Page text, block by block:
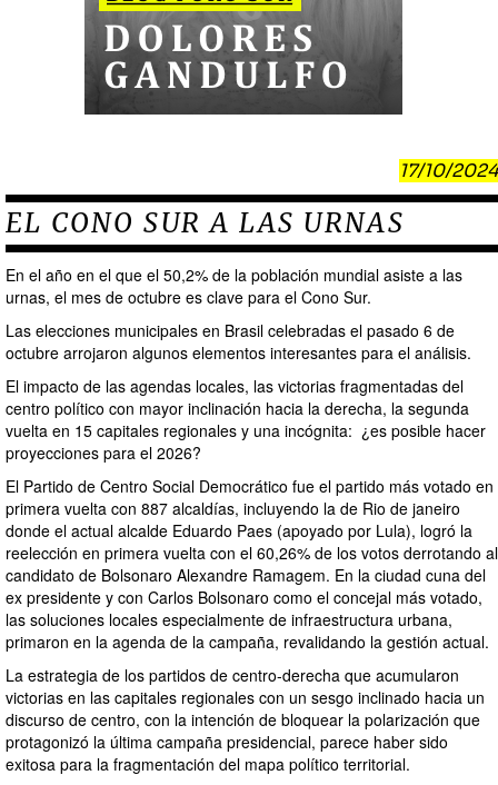
17/10/2024
EL CONO SUR A LAS URNAS
En el año en el que el 50,2% de la población mundial asiste a las
urnas, el mes de octubre es clave para el Cono Sur.
Las elecciones municipales en Brasil celebradas el pasado 6 de
octubre arrojaron algunos elementos interesantes para el análisis.
El impacto de las agendas locales, las victorias fragmentadas del
centro político con mayor inclinación hacia la derecha, la segunda
vuelta en 15 capitales regionales y una incógnita: ¿es posible hacer
proyecciones para el 2026?
El Partido de Centro Social Democrático fue el partido más votado en
primera vuelta con 887 alcaldías, incluyendo la de Rio de janeiro
donde el actual alcalde Eduardo Paes (apoyado por Lula), logró la
reelección en primera vuelta con el 60,26% de los votos derrotando al
candidato de Bolsonaro Alexandre Ramagem. En la ciudad cuna del
ex presidente y con Carlos Bolsonaro como el concejal más votado,
las soluciones locales especialmente de infraestructura urbana,
primaron en la agenda de la campaña, revalidando la gestión actual.
La estrategia de los partidos de centro-derecha que acumularon
victorias en las capitales regionales con un sesgo inclinado hacia un
discurso de centro, con la intención de bloquear la polarización que
protagonizó la última campaña presidencial, parece haber sido
exitosa para la fragmentación del mapa político territorial.